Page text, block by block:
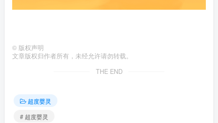
© 版权声明
文章版权归作者所有，未经允许请勿转载。
THE END
超度婴灵
# 超度婴灵